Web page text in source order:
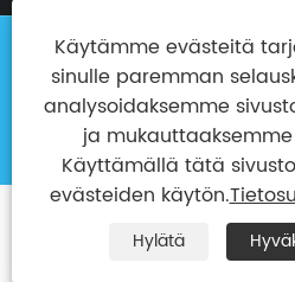
Copyright © 2024 Taike
Links | Sitemap |
Käytämme evästeitä
sinulle paremman
analysoidaksemme
ja
Käyttämällä tätä
evästeiden käytön.
Hylätä